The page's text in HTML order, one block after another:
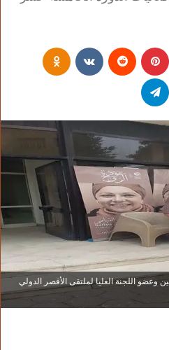
وعضو اللجنة العليا لملتقى الأقصر الدولي